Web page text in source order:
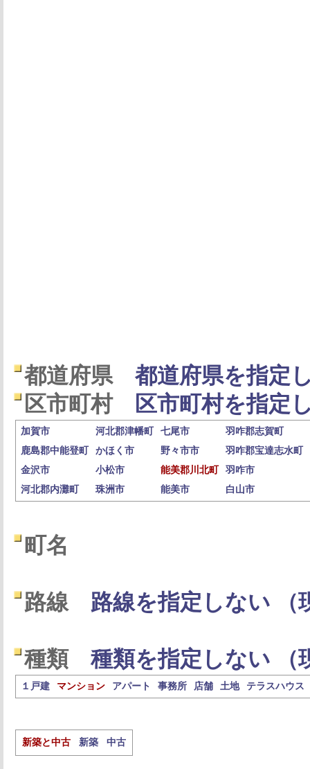
都道府県
都道府県を指定
区市町村
区市町村を指定
加賀市 河北郡津幡町 七尾市
羽咋郡志賀町
鹿島郡中能登町
かほく市 野々市市
羽咋郡宝達志水町
金沢市
小松市 能美郡川北町
羽咋市
河北郡内灘町
珠洲市 能美市 白山市
町名
路線 路線を指定しない （
種類 種類を指定しない （
１戸建 マンション アパート 事務所 店舗 土地 テラスハウス
新築と中古 新築 中古